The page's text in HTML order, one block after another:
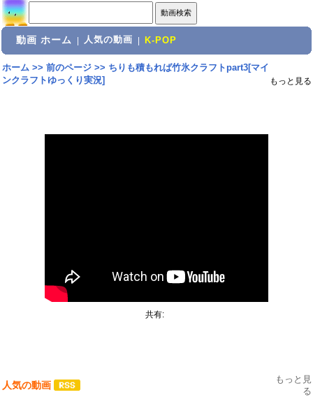
動画 ホーム 人気の動画 K-POP
ホーム>> 前のページ>> ちりも積もれば竹氷クラフトpart3[マイ
ンクラフトゆっくり実況]
もっと見る
共有:
人気の動画
もっと見
る